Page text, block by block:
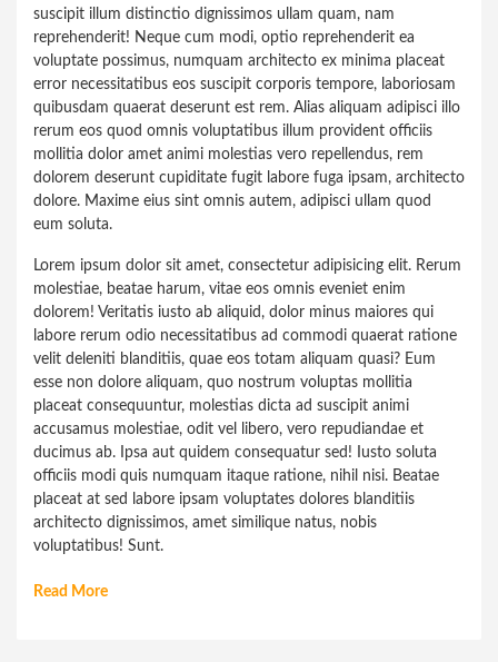
suscipit illum distinctio dignissimos ullam quam, nam
reprehenderit! Neque cum modi, optio reprehenderit ea
voluptate possimus, numquam architecto ex minima placeat
error necessitatibus eos suscipit corporis tempore, laboriosam
quibusdam quaerat deserunt est rem. Alias aliquam adipisci illo
rerum eos quod omnis voluptatibus illum provident officiis
mollitia dolor amet animi molestias vero repellendus, rem
dolorem deserunt cupiditate fugit labore fuga ipsam, architecto
dolore. Maxime eius sint omnis autem, adipisci ullam quod
eum soluta.
Lorem ipsum dolor sit amet, consectetur adipisicing elit. Rerum
molestiae, beatae harum, vitae eos omnis eveniet enim
dolorem! Veritatis iusto ab aliquid, dolor minus maiores qui
labore rerum odio necessitatibus ad commodi quaerat ratione
velit deleniti blanditiis, quae eos totam aliquam quasi? Eum
esse non dolore aliquam, quo nostrum voluptas mollitia
placeat consequuntur, molestias dicta ad suscipit animi
accusamus molestiae, odit vel libero, vero repudiandae et
ducimus ab. Ipsa aut quidem consequatur sed! Iusto soluta
officiis modi quis numquam itaque ratione, nihil nisi. Beatae
placeat at sed labore ipsam voluptates dolores blanditiis
architecto dignissimos, amet similique natus, nobis
voluptatibus! Sunt.
Read More